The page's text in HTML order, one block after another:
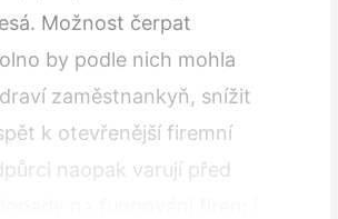
Možnost čerpat
by podle nich mohla
zaměstnankyň, snížit
k otevřenější firemní
naopak varují před